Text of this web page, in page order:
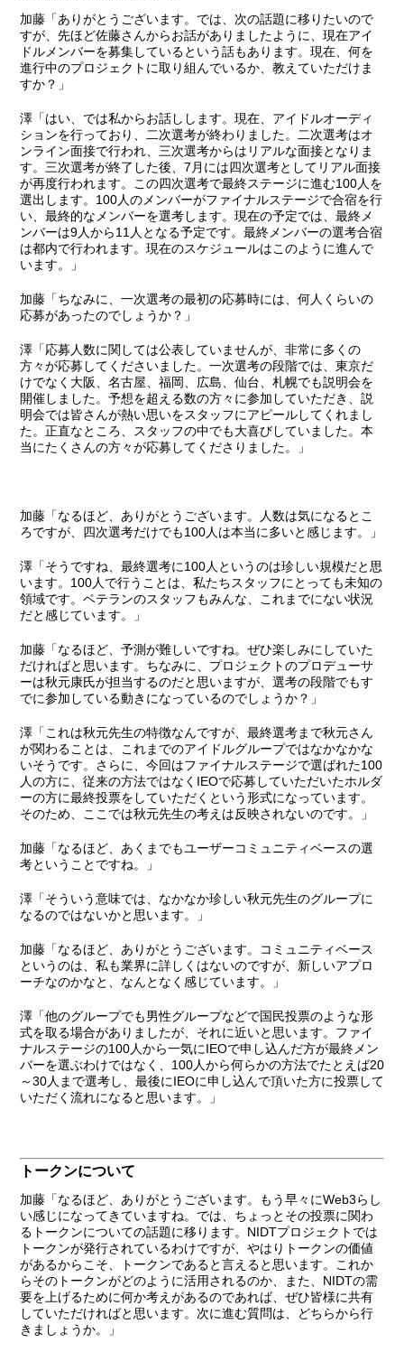
加藤「ありがとうございます。では、次の話題に移りたいので
すが、先ほど佐藤さんからお話がありましたように、現在アイ
ドルメンバーを募集しているという話もあります。現在、何を
進行中のプロジェクトに取り組んでいるか、教えていただけま
すか？」
澤「はい、では私からお話しします。現在、アイドルオーディ
ションを行っており、二次選考が終わりました。二次選考はオ
ンライン面接で行われ、三次選考からはリアルな面接となりま
す。三次選考が終了した後、7月には四次選考としてリアル面接
が再度行われます。この四次選考で最終ステージに進む100人を
選出します。100人のメンバーがファイナルステージで合宿を行
い、最終的なメンバーを選考します。現在の予定では、最終メ
ンバーは9人から11人となる予定です。最終メンバーの選考合宿
は都内で行われます。現在のスケジュールはこのように進んで
います。」
加藤「ちなみに、一次選考の最初の応募時には、何人くらいの
応募があったのでしょうか？」
澤「応募人数に関しては公表していませんが、非常に多くの
方々が応募してくださいました。一次選考の段階では、東京だ
けでなく大阪、名古屋、福岡、広島、仙台、札幌でも説明会を
開催しました。予想を超える数の方々に参加していただき、説
明会では皆さんが熱い思いをスタッフにアピールしてくれまし
た。正直なところ、スタッフの中でも大喜びしていました。本
当にたくさんの方々が応募してくださりました。」
加藤「なるほど、ありがとうございます。人数は気になるとこ
ろですが、四次選考だけでも100人は本当に多いと感じます。」
澤「そうですね、最終選考に100人というのは珍しい規模だと思
います。100人で行うことは、私たちスタッフにとっても未知の
領域です。ベテランのスタッフもみんな、これまでにない状況
だと感じています。」
加藤「なるほど、予測が難しいですね。ぜひ楽しみにしていた
だければと思います。ちなみに、プロジェクトのプロデューサ
ーは秋元康氏が担当するのだと思いますが、選考の段階でもす
でに参加している動きになっているのでしょうか？」
澤「これは秋元先生の特徴なんですが、最終選考まで秋元さん
が関わることは、これまでのアイドルグループではなかなかな
いそうです。さらに、今回はファイナルステージで選ばれた100
人の方に、従来の方法ではなくIEOで応募していただいたホルダ
ーの方に最終投票をしていただくという形式になっています。
そのため、ここでは秋元先生の考えは反映されないのです。」
加藤「なるほど、あくまでもユーザーコミュニティベースの選
考ということですね。」
澤「そういう意味では、なかなか珍しい秋元先生のグループに
なるのではないかと思います。」
加藤「なるほど、ありがとうございます。コミュニティベース
というのは、私も業界に詳しくはないのですが、新しいアプロ
ーチなのかなと、なんとなく感じています。」
澤「他のグループでも男性グループなどで国民投票のような形
式を取る場合がありましたが、それに近いと思います。ファイ
ナルステージの100人から一気にIEOで申し込んだ方が最終メン
バーを選ぶわけではなく、100人から何らかの方法でたとえば20
～30人まで選考し、最後にIEOに申し込んで頂いた方に投票して
いただく流れになると思います。」
トークンについて
加藤「なるほど、ありがとうございます。もう早々にWeb3らし
い感じになってきていますね。では、ちょっとその投票に関わ
るトークンについての話題に移ります。NIDTプロジェクトでは
トークンが発行されているわけですが、やはりトークンの価値
があるからこそ、トークンであると言えると思います。これか
らそのトークンがどのように活用されるのか、また、NIDTの需
要を上げるために何か考えがあるのであれば、ぜひ皆様に共有
していただければと思います。次に進む質問は、どちらから行
きましょうか。」